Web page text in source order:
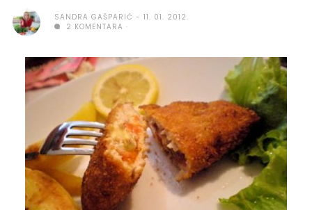
SANDRA GAŠPARIĆ
11. 01. 2012.
2 KOMENTARA